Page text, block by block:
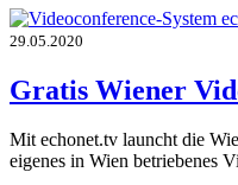
29.05.2020
Gratis Wiener
Mit echonet.tv launcht die
eigenes in Wien betriebenes